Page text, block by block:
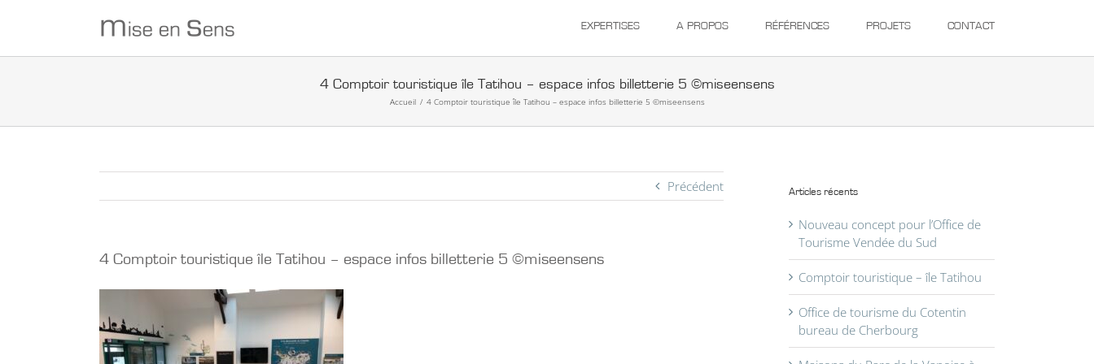
EXPERTISES A PROPOS RÉFÉRENCES PROJETS CONTACT
4 Comptoir touristique île Tatihou – espace infos billetterie 5 ©miseensens
Accueil / 4 Comptoir touristique île Tatihou – espace infos billetterie 5 ©miseensens
Précédent
4 Comptoir touristique île Tatihou – espace infos billetterie 5 ©miseensens
Articles récents
Nouveau concept pour l’Office de
Tourisme Vendée du Sud
Comptoir touristique – île Tatihou
Office de tourisme du Cotentin
bureau de Cherbourg